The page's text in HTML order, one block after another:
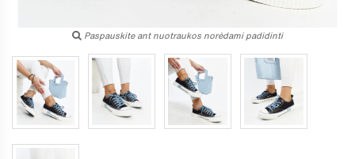
Paspauskite ant nuotraukos norėdami padidinti